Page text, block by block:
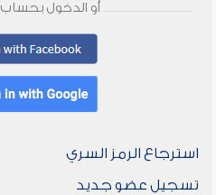
أو الدخول بحساب
استرجاع الرمز السري
تسجيل عضو جديد